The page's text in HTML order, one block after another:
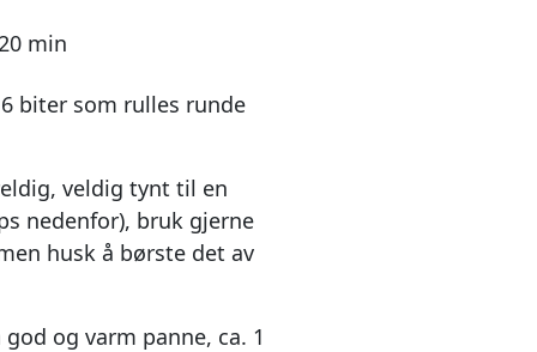
min
biter som rulles runde
veldig tynt til en
nedenfor), bruk gjerne
husk å børste det av
og varm panne, ca. 1